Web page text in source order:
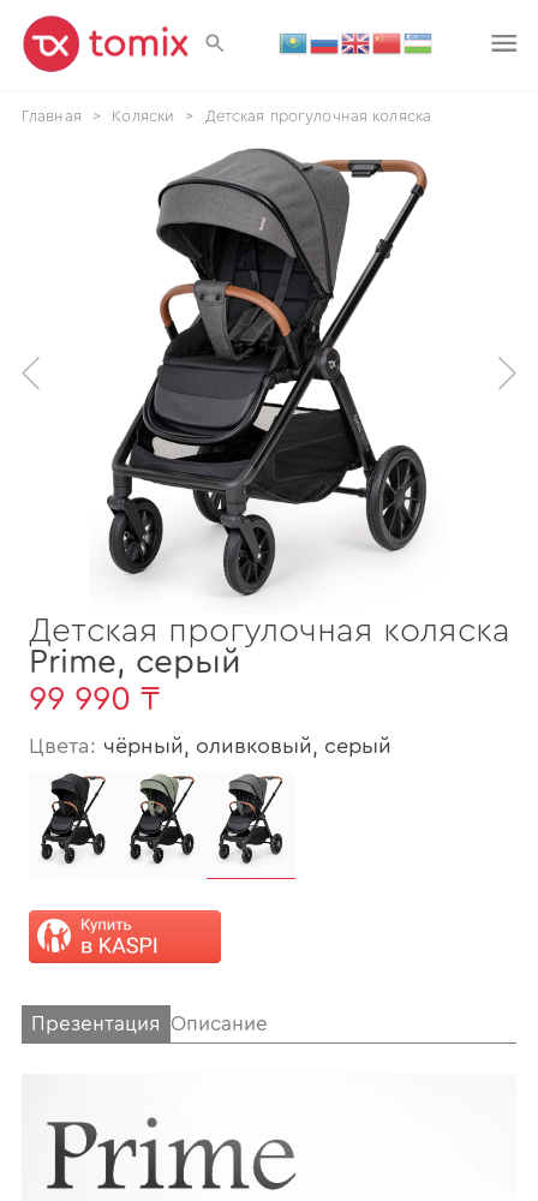
Главная > Коляски > Детская прогулочная коляска
Детская прогулочная коляска
Prime, серый
99 990 ₸
Цвета: чёрный, оливковый, серый
Презентация Описание